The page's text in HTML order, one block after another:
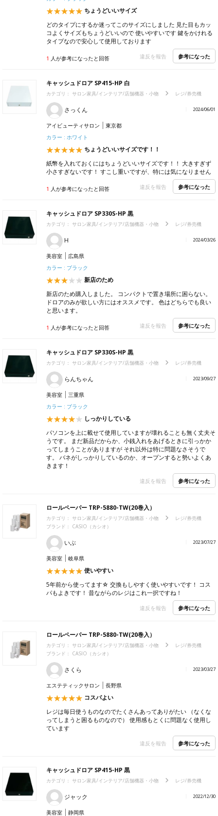
ちょうどいいサイズ
どのタイプにするか迷ってこのサイズにしました 見た目もカッ
コよくサイズもちょうどいいので 使いやすいです 鍵をかけれる
タイプなので安心して使用しております
1 人が参考になったと回答 違反を報告 参考になった
キャッシュドロア SP415-HP 白
カテゴリ： サロン家具/インテリア/店舗機器・小物 レジ/券売機
さっくん 2024/06/01
アイビューティサロン
東京都
カラー : ホワイト
ちょうどいいサイズです！！
紙幣を入れておくにはちょうどいいサイズです！！ 大きすぎず
小さすぎないです！ すこし重いですが、特には気になりません
1 人が参考になったと回答 違反を報告 参考になった
キャッシュドロア SP330S-HP 黒
カテゴリ： サロン家具/インテリア/店舗機器・小物 レジ/券売機
H 2024/03/26
美容室
広島県
カラー : ブラック
新店のため
新店のため購入しました。 コンパクトで置き場所に困らない。
ドロアのみが欲しい方にはオススメです。 色はどちらでも良い
と思います。
1 人が参考になったと回答 違反を報告 参考になった
キャッシュドロア SP330S-HP 黒
カテゴリ： サロン家具/インテリア/店舗機器・小物 レジ/券売機
らんちゃん 2023/09/27
美容室
三重県
カラー : ブラック
しっかりしている
パソコンを上に載せて使用していますが壊れることも無く丈夫そ
うです。 まだ新品だからか、小銭入れをあげるときに引っかか
ってしまうことがありますが それ以外は特に問題なさそうで
す。 バネがしっかりしているのか、オープンすると勢いよくあ
きます！
違反を報告 参考になった
ロールペーパー TRP-5880-TW(20巻入）
カテゴリ： サロン家具/インテリア/店舗機器・小物
レジ/券売機
ブランド： CASIO（カシオ）
いぶ 2023/07/27
美容室 岐阜県
使いやすい
5年前から使ってます☆ 交換もしやすく使いやすいです！ コス
パもよきです！ 昔ながらのレジはこれ一択ですね！
違反を報告 参考になった
ロールペーパー TRP-5880-TW(20巻入）
カテゴリ： サロン家具/インテリア/店舗機器・小物
レジ/券売機
ブランド： CASIO（カシオ）
さくら 2023/03/27
エステティックサロン 長野県
コスパよい
レジは毎日使うものなのでたくさんあってありがたい （なくな
ってしまうと困るものなので） 使用感もとくに問題なく使用し
ています
違反を報告 参考になった
キャッシュドロア SP415-HP 黒
カテゴリ： サロン家具/インテリア/店舗機器・小物 レジ/券売機
ジャック 2022/12/30
美容室
静岡県